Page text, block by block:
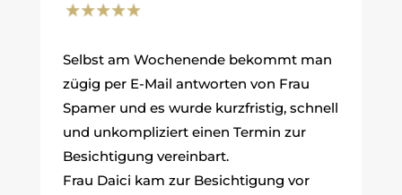
Selbst am Wochenende bekommt man
zügig per E-Mail antworten von Frau
Spamer und es wurde kurzfristig, schnell
und unkompliziert einen Termin zur
Besichtigung vereinbart.
Frau Daici kam zur Besichtigung vor